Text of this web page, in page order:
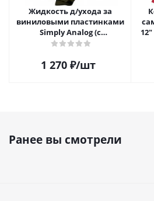
Жидкость д/ухода за
виниловыми пластинками
Simply Analog (с
распылителем, 200 мл) и
1 270₽/шт
Ранее вы смотрели